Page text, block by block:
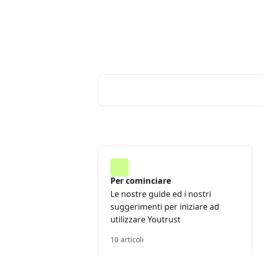
Per cominciare
Le nostre guide ed i nostri
suggerimenti per iniziare ad
utilizzare Youtrust
10 articoli